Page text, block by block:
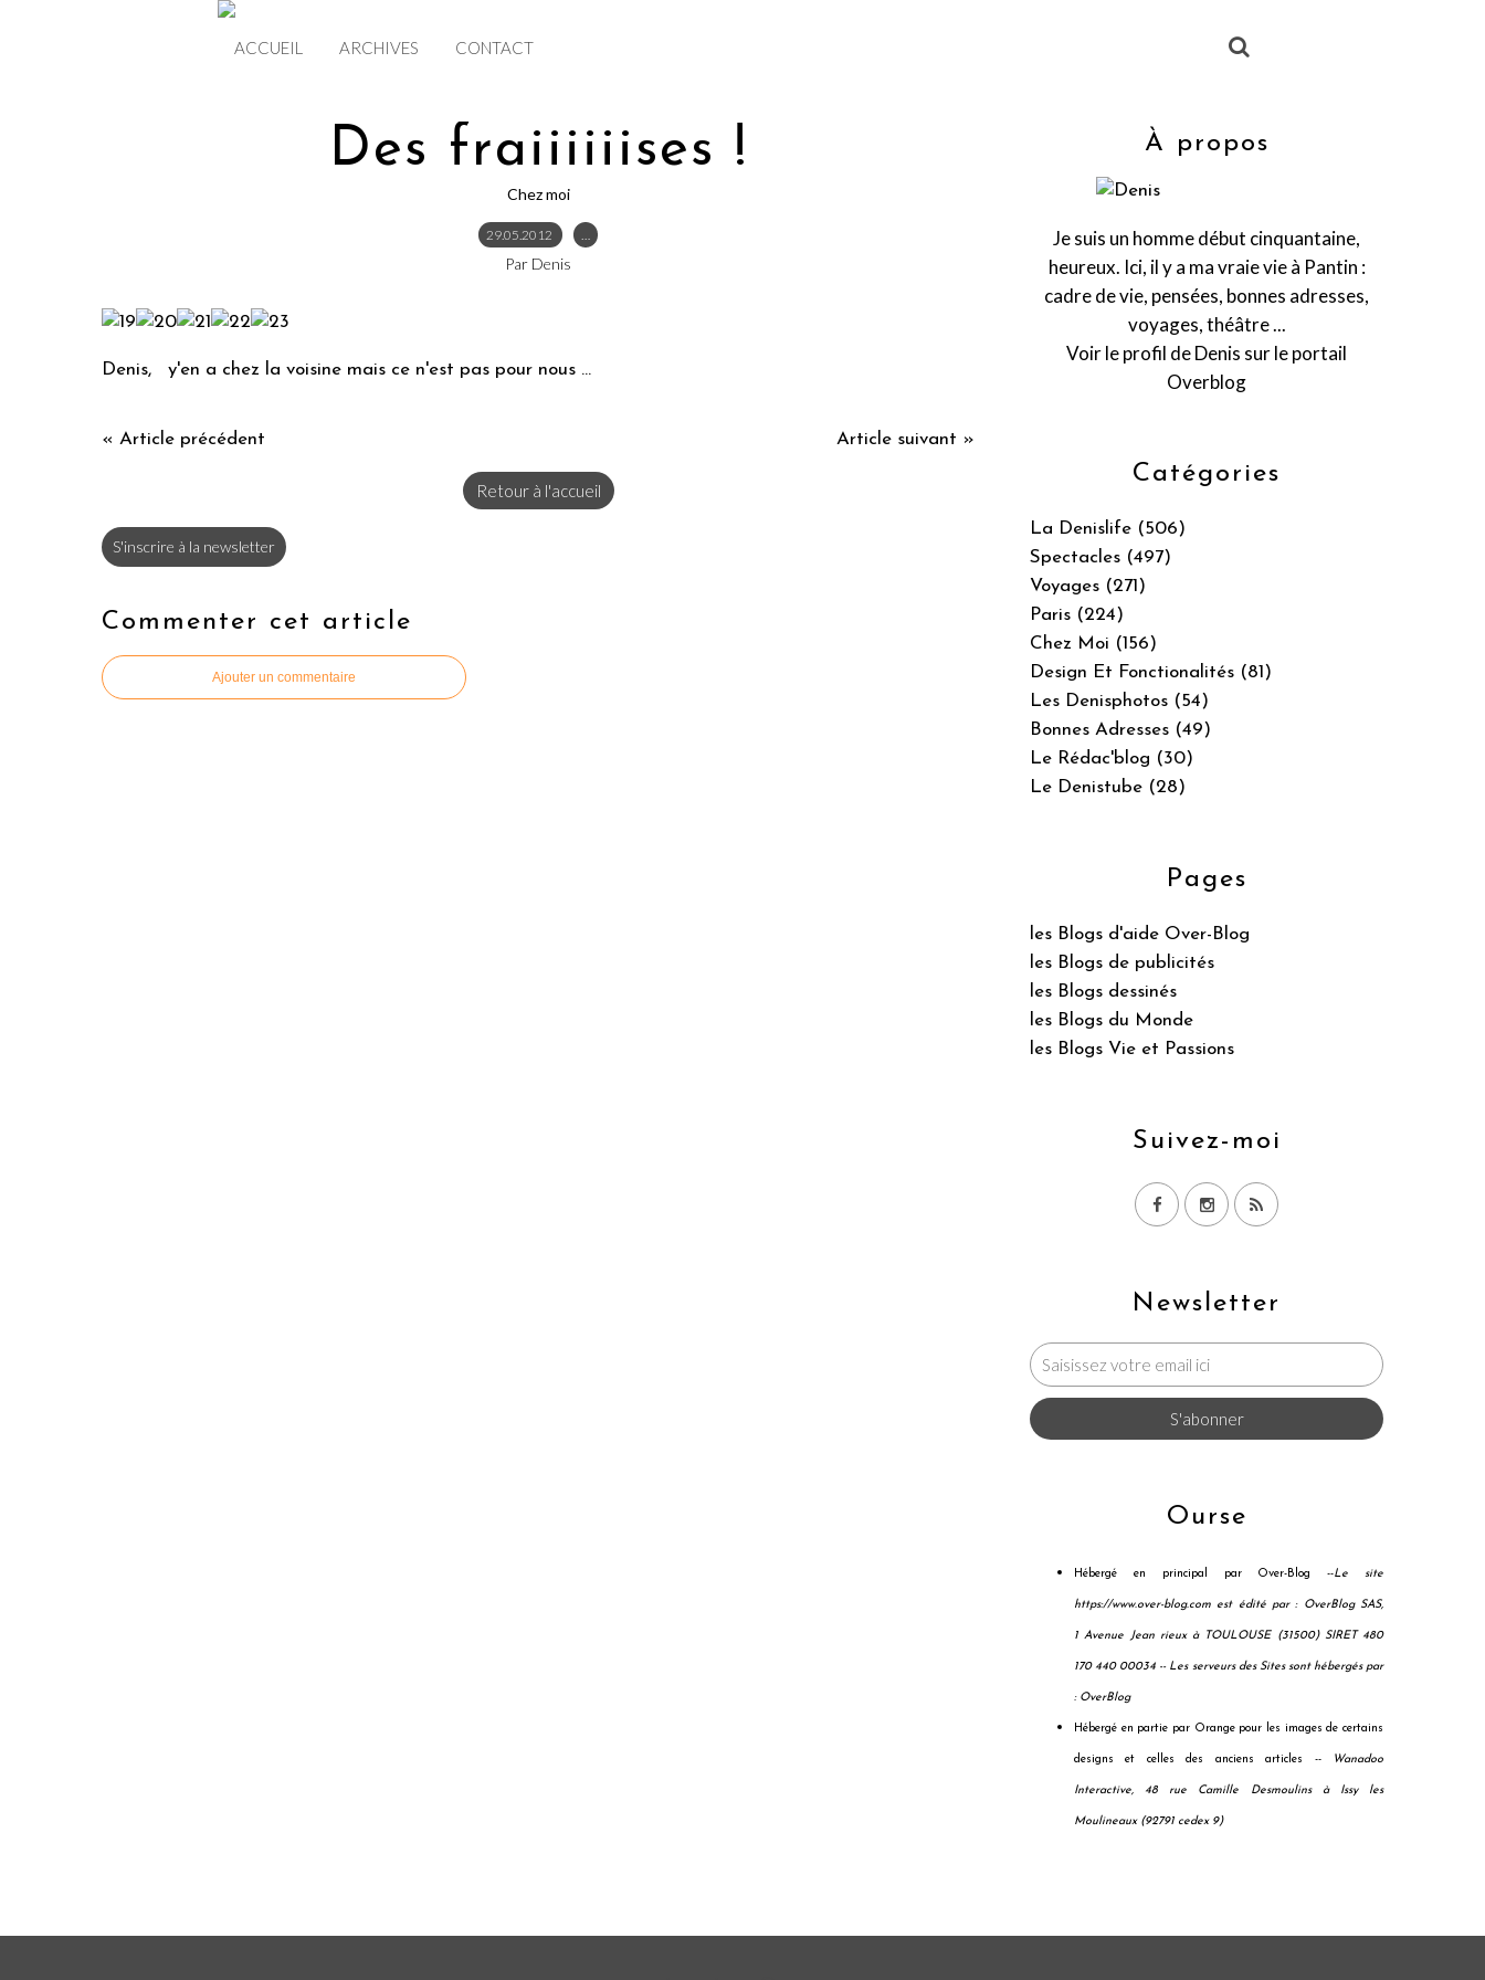
ACCUEIL ARCHIVES CONTACT
Des fraiiiiiises !
Chez moi
29.05.2012 …
Par Denis
Denis, y'en a chez la voisine mais ce n'est pas pour nous ...
« Article précédent Article suivant »
Retour à l'accueil
S'inscrire à la newsletter
Commenter cet article
Ajouter un commentaire
Newsletter
Catégories
La Denislife (506)
Spectacles (497)
Voyages (271)
Paris (224)
Chez Moi (156)
Design Et Fonctionalités (81)
Les Denisphotos (54)
Bonnes Adresses (49)
Le Rédac'blog (30)
Le Denistube (28)
Pages
les Blogs d'aide Over-Blog
les Blogs de publicités
les Blogs dessinés
les Blogs du Monde
les Blogs Vie et Passions
Suivez-moi
À propos
Je suis un homme début cinquantaine,
heureux. Ici, il y a ma vraie vie à Pantin :
cadre de vie, pensées, bonnes adresses,
voyages, théâtre ...
Voir le profil deDenis sur le portail
Overblog
Ourse
Hébergé en principal par Over-Blog --Le site
https://www.over-blog.com est édité par : OverBlog SAS,
1 Avenue Jean rieux à TOULOUSE (31500) SIRET 480
170 440 00034 -- Les serveurs des Sites sont hébergés par
: OverBlog
Hébergé en partie par Orange pour les images de certains
designs et celles des anciens articles -- Wanadoo
Interactive, 48 rue Camille Desmoulins à Issy les
Moulineaux (92791 cedex 9)